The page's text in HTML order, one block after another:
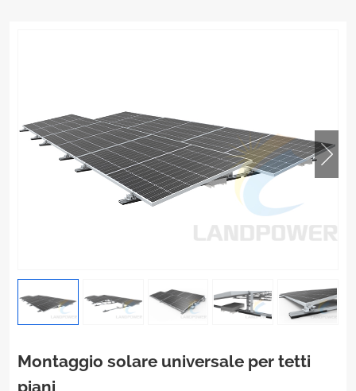
Montaggio solare universale per tetti
piani